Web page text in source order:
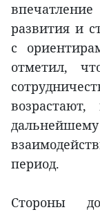
развития и
с
отметил,
период.
Стороны